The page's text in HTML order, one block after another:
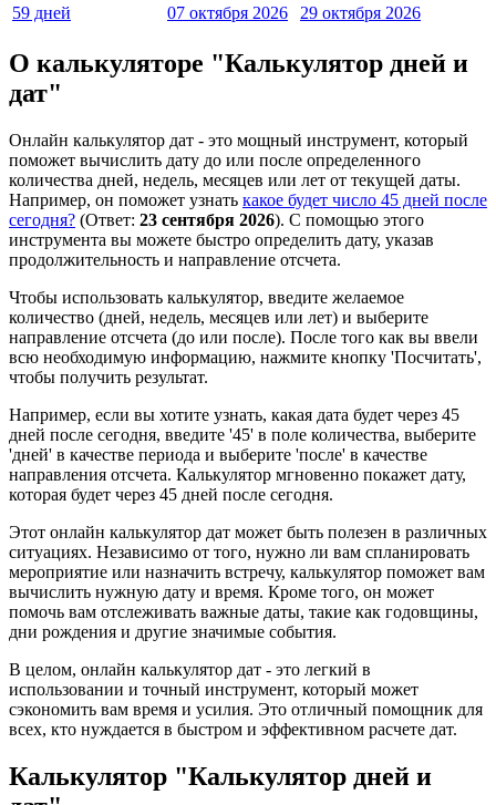
59 дней
07 октября 2026 29 октября 2026
О калькуляторе "Калькулятор дней и
дат"
Онлайн калькулятор дат - это мощный инструмент, который
поможет вычислить дату до или после определенного
количества дней, недель, месяцев или лет от текущей даты.
Например, он поможет узнать какое будет число 45 дней после
сегодня? (Ответ: 23 сентября 2026). С помощью этого
инструмента вы можете быстро определить дату, указав
продолжительность и направление отсчета.
Чтобы использовать калькулятор, введите желаемое
количество (дней, недель, месяцев или лет) и выберите
направление отсчета (до или после). После того как вы ввели
всю необходимую информацию, нажмите кнопку 'Посчитать',
чтобы получить результат.
Например, если вы хотите узнать, какая дата будет через 45
дней после сегодня, введите '45' в поле количества, выберите
'дней' в качестве периода и выберите 'после' в качестве
направления отсчета. Калькулятор мгновенно покажет дату,
которая будет через 45 дней после сегодня.
Этот онлайн калькулятор дат может быть полезен в различных
ситуациях. Независимо от того, нужно ли вам спланировать
мероприятие или назначить встречу, калькулятор поможет вам
вычислить нужную дату и время. Кроме того, он может
помочь вам отслеживать важные даты, такие как годовщины,
дни рождения и другие значимые события.
В целом, онлайн калькулятор дат - это легкий в
использовании и точный инструмент, который может
сэкономить вам время и усилия. Это отличный помощник для
всех, кто нуждается в быстром и эффективном расчете дат.
Калькулятор "Калькулятор дней и